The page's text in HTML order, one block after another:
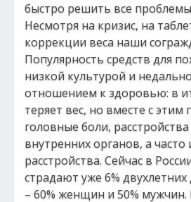
быстро решить все
Несмотря на кризис, на
коррекции веса наши
Популярность средств для
низкой культурой и
отношением к здоровью: в
теряет вес, но вместе с этим
головные боли,
внутренних органов, а
расстройства. Сейчас в
страдают уже 6%
– 60% женщин и 50%